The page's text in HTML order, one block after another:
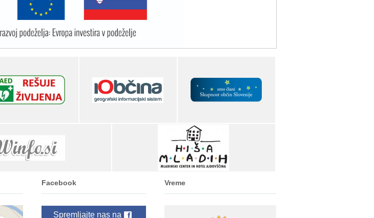
Facebook
Spremljajte nas na
Vreme